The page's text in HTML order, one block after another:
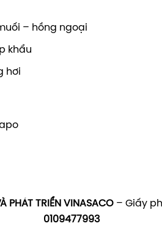
– hồng ngoại
khẩu
hơi
PHÁT TRIỂN VINASACO – Giấy
0109477993